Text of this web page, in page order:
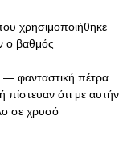
χρησιμοποιήθηκε
ο βαθμός
— φανταστική πέτρα
πίστευαν ότι με αυτήν
σε χρυσό